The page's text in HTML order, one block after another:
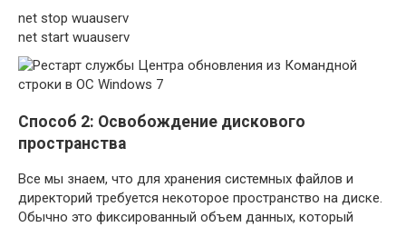
net stop wuauserv
net start wuauserv
Способ 2: Освобождение дискового
пространства
Все мы знаем, что для хранения системных файлов и
директорий требуется некоторое пространство на диске.
Обычно это фиксированный объем данных, который